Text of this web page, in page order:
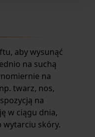
aby wysunąć
na suchą
na
twarz, nos,
na
w ciągu dnia,
wytarciu skóry.